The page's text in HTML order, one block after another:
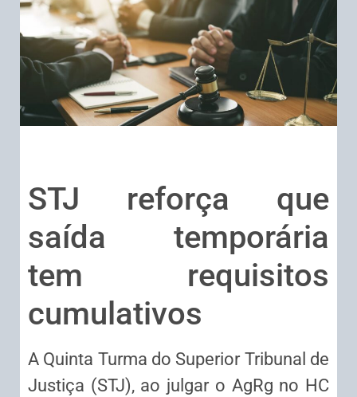
STJ reforça que
saída temporária
tem requisitos
cumulativos
A Quinta Turma do Superior Tribunal de
Justiça (STJ), ao julgar o AgRg no HC